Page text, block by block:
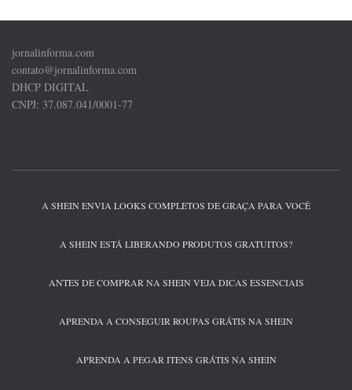
jornalinforma.com
contato@jornalinforma.com
DHCP DIGITAL
CNPJ: 37.087.041/0001-77
A SHEIN ENVIA LOOKS COMPLETOS DE GRAÇA PARA VOCÊ
A SHEIN ESTÁ LIBERANDO PRODUTOS GRATUITOS?
ANTES DE COMPRAR NA SHEIN VEJA DICAS ESSENCIAIS
APRENDA A CONSEGUIR ROUPAS GRÁTIS NA SHEIN
APRENDA A PEGAR ITENS GRÁTIS NA SHEIN